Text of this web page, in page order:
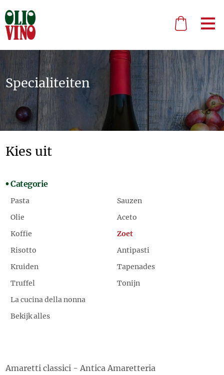
Specialiteiten
Kies uit
Categorie
Pasta
Sauzen
Olie
Aceto
Koffie
Zoet
Risotto
Antipasti
Kruiden
Tapenades
Truffel
Tonijn
La cucina della nonna
Bekijk alles
Amaretti classici - Antica Amaretteria